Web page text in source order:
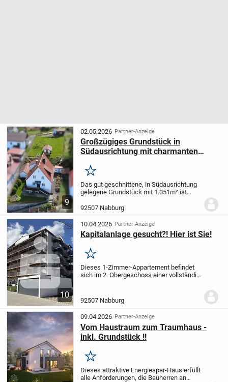
9
02.05.2026 Partner-Anzeige
Großzügiges Grundstück in
Südausrichtung mit charmanten
Krankenhaus
Merken
Das gut geschnittene, in Südausrichtung
gelegene Grundstück mit 1.051m² ist
entfernt. Bebaut mit einem
Einfamilienhaus aus dem Jahr 1954 und
einer Wohnfläche von ca. 115...
92507 Nabburg
10
10.04.2026 Partner-Anzeige
Kapitalanlage gesucht?! Hier ist Sie!
Merken
Dieses 1-Zimmer-Appartement befindet
sich im 2. Obergeschoss einer vollständig
besteht aus einem Wohn- und
Schlafbereich mit...
92507 Nabburg
09.04.2026 Partner-Anzeige
Vom Haustraum zum Traumhaus -
inkl. Grundstück !!
Merken
Dieses attraktive Energiespar-Haus erfüllt
alle Anforderungen, die Bauherren an